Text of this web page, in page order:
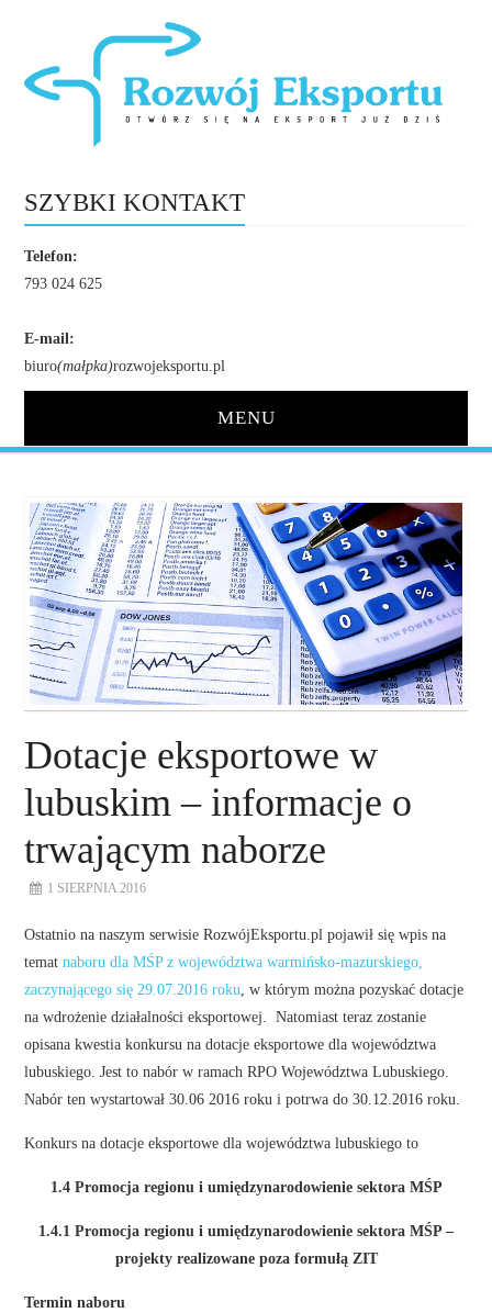
SZYBKI KONTAKT
Telefon:
793 024 625
E-mail:
biuro(małpka)rozwojeksportu.pl
MENU
O NAS
NASZE USŁUGI
DORADZTWO
KONTAKT
Dotacje eksportowe w
lubuskim – informacje o
trwającym naborze
1 SIERPNIA 2016
Ostatnio na naszym serwisie RozwójEksportu.pl pojawił się wpis na
tematnaboru dla MŚP z województwa warmińsko-mazurskiego,
zaczynającego się 29.07.2016 roku, w którym można pozyskać dotacje
na wdrożenie działalności eksportowej. Natomiast teraz zostanie
opisana kwestia konkursu na dotacje eksportowe dla województwa
lubuskiego. Jest to nabór w ramach RPO Województwa Lubuskiego.
Nabór ten wystartował 30.06 2016 roku i potrwa do 30.12.2016 roku.
Konkurs na dotacje eksportowe dla województwa lubuskiego to
1.4 Promocja regionu i umiędzynarodowienie sektora MŚP
1.4.1 Promocja regionu i umiędzynarodowienie sektora MŚP –
projekty realizowane poza formułą ZIT
Termin naboru